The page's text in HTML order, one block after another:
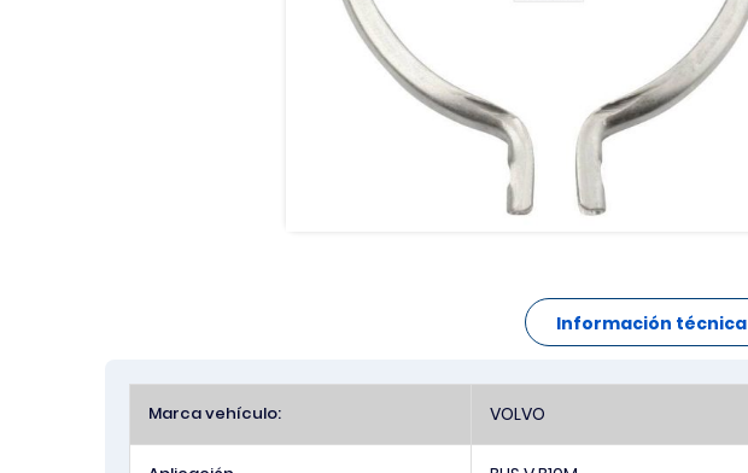
Información técnica
Información
Marca vehículo: VOLVO